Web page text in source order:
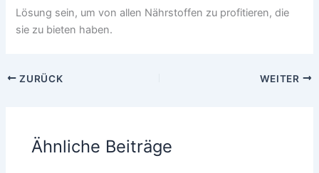
Lösung sein, um von allen Nährstoffen zu profitieren, die
sie zu bieten haben.
ZURÜCK WEITER
Ähnliche Beiträge